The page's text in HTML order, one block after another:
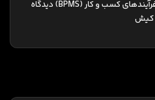
توسعه نرم‌افزار مدیریت فرآیندهای کسب و کار (BPMS) دیدگاه
کیش